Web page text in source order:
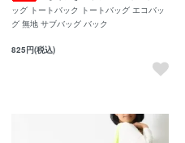
ッグ トートバック トートバッグ エコバッ
グ 無地 サブバッグ バック
825円(税込)